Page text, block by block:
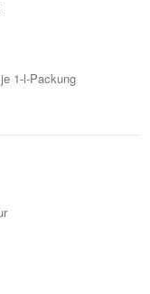
1-l-Packung